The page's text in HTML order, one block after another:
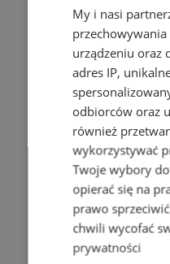
My i nasi
urządzeniu oraz
adres IP,
odbiorców oraz
również
wykorzystywać
Twoje wybory
opierać się na
prawo
chwili wycofać
prywatności